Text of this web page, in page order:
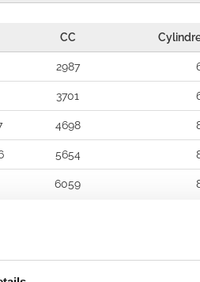
CC
2987
3701
4698
5654
6059